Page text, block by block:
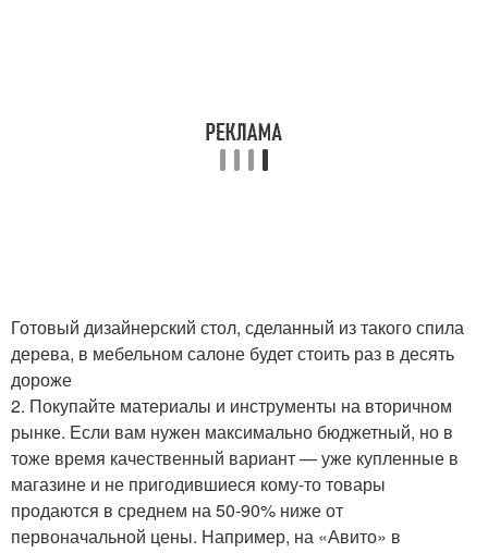
Готовый дизайнерский стол, сделанный из такого спила
дерева, в мебельном салоне будет стоить раз в десять
дороже
2. Покупайте материалы и инструменты на вторичном
рынке. Если вам нужен максимально бюджетный, но в
тоже время качественный вариант — уже купленные в
магазине и не пригодившиеся кому-то товары
продаются в среднем на 50-90% ниже от
первоначальной цены. Например, на «Авито» в